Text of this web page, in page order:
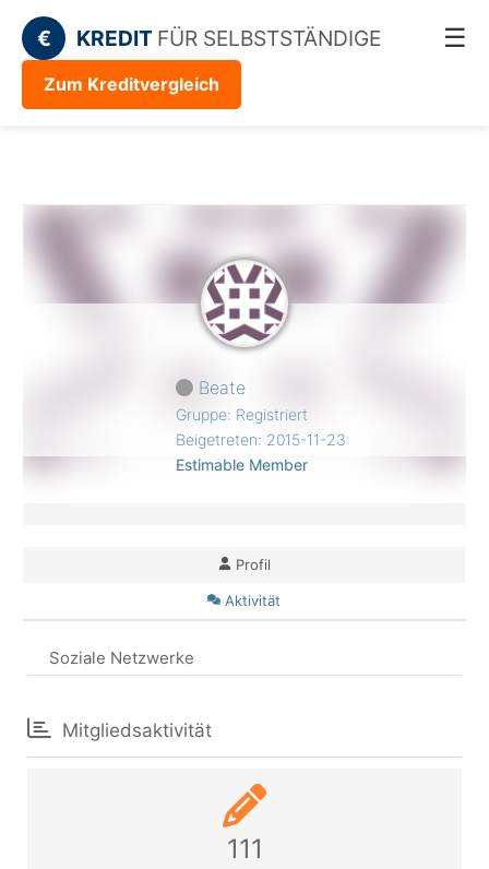
€ KREDIT FÜR SELBSTSTÄNDIGE ☰
Zum Kreditvergleich
Beate
Gruppe: Registriert
Beigetreten: 2015-11-23
Estimable Member
Profil
Aktivität
Soziale Netzwerke
Mitgliedsaktivität
111